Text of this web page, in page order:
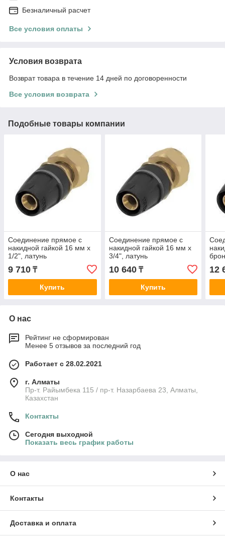
Безналичный расчет
Все условия оплаты
Условия возврата
Возврат товара в течение 14 дней по договоренности
Все условия возврата
Подобные товары компании
Соединение прямое с
накидной гайкой 16 мм х
1/2", латунь
9 710 ₸
Купить
Соединение прямое с
накидной гайкой 16 мм х
3/4", латунь
10 640₸
Купить
12
О нас
Рейтинг не сформирован
Менее 5 отзывов за последний год
Работает с 28.02.2021
г. Алматы
Пр-т. Райымбека 115 / пр-т. Назарбаева 23, Алматы,
Казахстан
Контакты
Сегодня выходной
Показать весь график работы
О нас
Контакты
Доставка и оплата